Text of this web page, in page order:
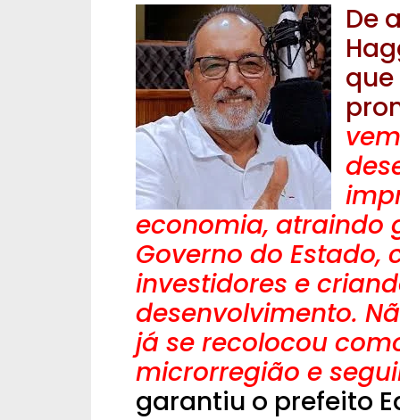
De
economia, atraindo
Governo do
investidores e
desenvolvimento.
já se recolocou
microrregião e
garantiu o prefeito